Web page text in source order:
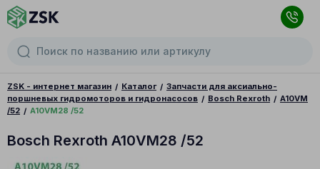
ZSK - интернет магазин Каталог
Запчасти для аксиально-
поршневых гидромоторов и гидронасосов
Bosch Rexroth
A10VM
/52
A10VM28 /52
Bosch Rexroth A10VM28 /52